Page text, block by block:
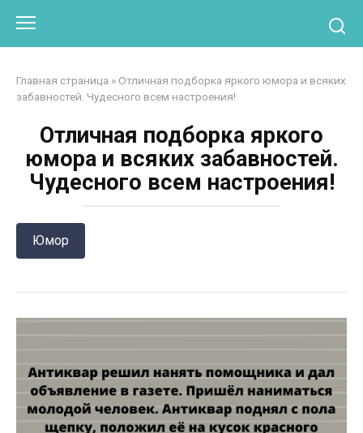
контенту
Главная страница » Отличная подборка яркого юмора и всяких
забавностей. Чудесного всем настроения!
Отличная подборка яркого
юмора и всяких забавностей.
Чудесного всем настроения!
Юмор